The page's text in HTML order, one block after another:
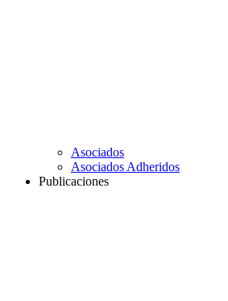
Asociados
Asociados Adheridos
Publicaciones